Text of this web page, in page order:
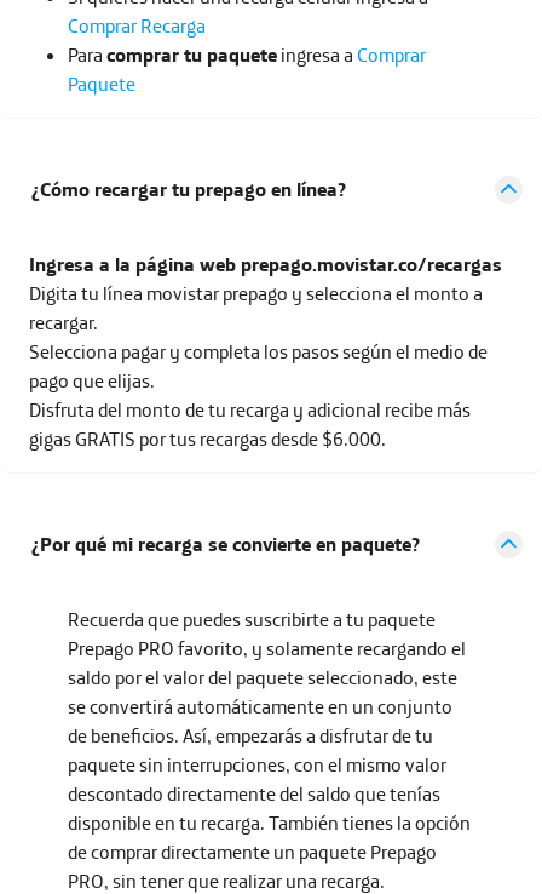
Comprar Recarga
Para comprar tu paquete ingresa a Comprar
Paquete
¿Cómo recargar tu prepago en línea?
Ingresa a la página web prepago.movistar.co/recargas
Digita tu línea movistar prepago y selecciona el monto a
recargar.
Selecciona pagar y completa los pasos según el medio de
pago que elijas.
Disfruta del monto de tu recarga y adicional recibe más
gigas GRATIS por tus recargas desde $6.000.
¿Por qué mi recarga se convierte en paquete?
Recuerda que puedes suscribirte a tu paquete
Prepago PRO favorito, y solamente recargando el
saldo por el valor del paquete seleccionado, este
se convertirá automáticamente en un conjunto
de beneficios. Así, empezarás a disfrutar de tu
paquete sin interrupciones, con el mismo valor
descontado directamente del saldo que tenías
disponible en tu recarga. También tienes la opción
de comprar directamente un paquete Prepago
PRO, sin tener que realizar una recarga.